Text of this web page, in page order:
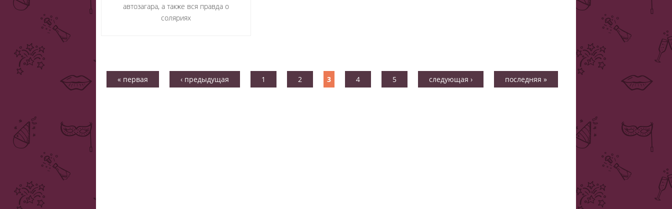
автозагара, а также вся правда о
соляриях
« первая ‹ предыдущая 1 2 3 4 5 следующая › последняя »